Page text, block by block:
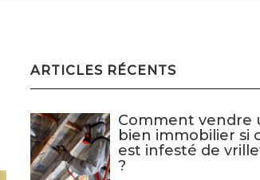
ARTICLES RÉCENTS
Comment vendre
bien immobilier si
est infesté de
?